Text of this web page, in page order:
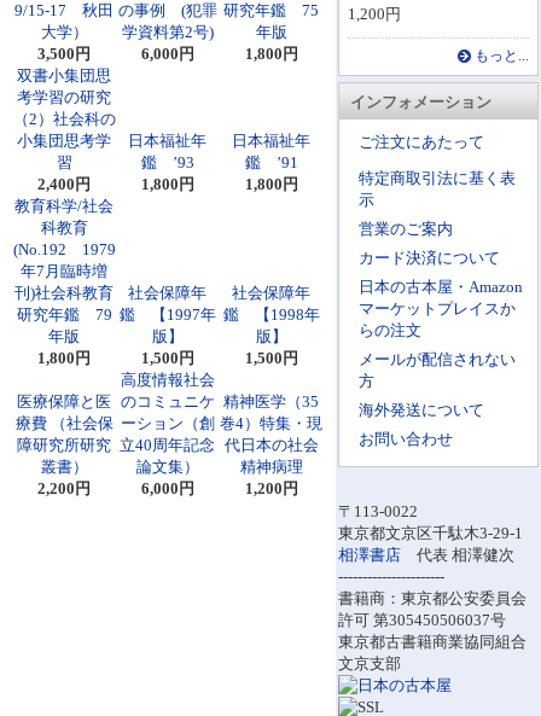
1,200円
もっと...
インフォメーション
ご注文にあたって
特定商取引法に基く表
示
営業のご案内
カード決済について
日本の古本屋・Amazon
マーケットプレイスか
らの注文
メールが配信されない
方
海外発送について
お問い合わせ
〒113-0022
東京都文京区千駄木3-29-1
相澤書店 代表 相澤健次
----------------------
書籍商：東京都公安委員会
許可 第305450506037号
東京都古書籍商業協同組合
文京支部
9/15-17 秋田
大学）
3,500円
の事例 (犯罪
学資料第2号)
6,000円
研究年鑑 75
年版
1,800円
双書小集団思
考学習の研究
（2）社会科の
小集団思考学
習
2,400円
日本福祉年
鑑 ’93
1,800円
日本福祉年
鑑 ’91
1,800円
教育科学/社会
科教育
(No.192 1979
年7月臨時増
刊)社会科教育
研究年鑑 79
年版
1,800円
社会保障年
鑑 【1997年
版】
1,500円
社会保障年
鑑 【1998年
版】
1,500円
医療保障と医
療費 （社会保
障研究所研究
叢書）
2,200円
高度情報社会
のコミュニケ
ーション（創
立40周年記念
論文集）
6,000円
精神医学（35
巻4）特集・現
代日本の社会
精神病理
1,200円